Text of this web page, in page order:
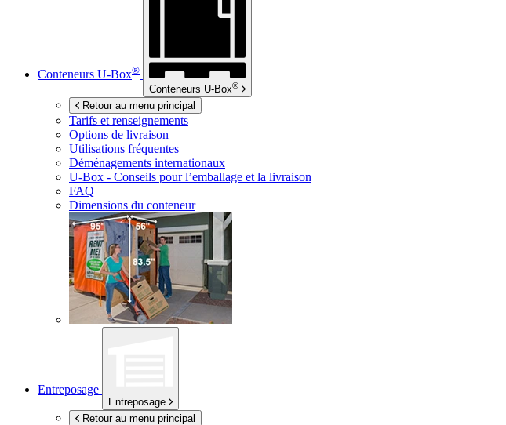
Conteneurs U-Box®
Conteneurs U-Box®
Retour au menu principal
Tarifs et renseignements
Options de livraison
Utilisations fréquentes
Déménagements internationaux
U-Box - Conseils pour l’emballage et la livraison
FAQ
Dimensions du conteneur
Entreposage
Entreposage
Retour au menu principal